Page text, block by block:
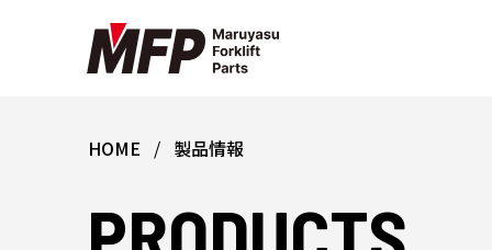
HOME 製品情報